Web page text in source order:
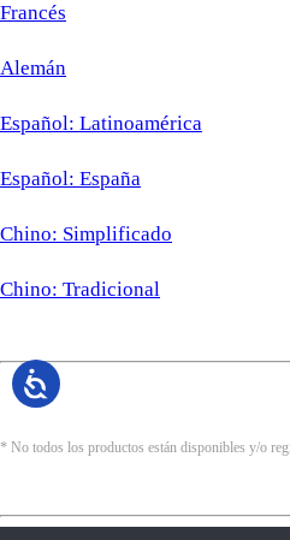
Francés
Alemán
Español: Latinoamérica
Español: España
Chino: Simplificado
Chino: Tradicional
* No todos los productos están disponibles y/o